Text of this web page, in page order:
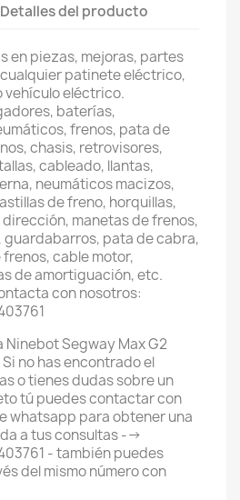
Detalles del producto
en piezas, mejoras, partes
patinete eléctrico,
eléctrico.
baterías,
frenos, pata de
chasis, retrovisores,
cableado, llantas,
neumáticos macizos,
de freno, horquillas,
manetas de frenos,
guardabarros, pata de cabra,
cable motor,
de amortiguación, etc.
con nosotros:
Segway Max G2
no has encontrado el
o tienes dudas sobre un
tú puedes contactar con
whatsapp para obtener una
a tus consultas -->
- también puedes
del mismo número con